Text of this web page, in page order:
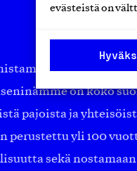
evästeistä on
puolueeton,
on koko
pajoista ja
perustettu yli 100
sekä